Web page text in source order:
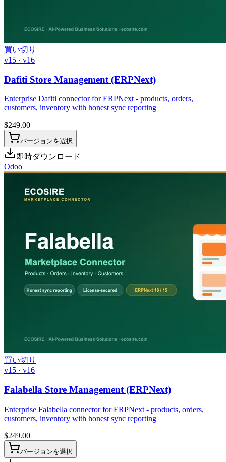
買い切り
v15 · v16
Dafiti Store Management (ERPNext)
Enterprise Dafiti connector for ERPNext - products, orders,
customers, inventory with honest sync reporting
$249.00
バージョンを選択
即時ダウンロード
Odoo
買い切り
v15 · v16
Falabella Store Management (ERPNext)
Enterprise Falabella connector for ERPNext - products, orders,
customers, inventory with honest sync reporting
$249.00
バージョンを選択